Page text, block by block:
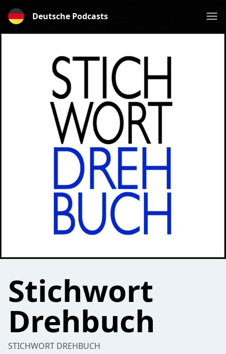
Deutsche Podcasts
Stichwort
Drehbuch
STICHWORT DREHBUCH